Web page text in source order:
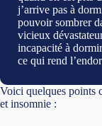
j’arrive pas à
pouvoir sombrer
vicieux
incapacité à
ce qui rend
Voici quelques points
et insomnie :